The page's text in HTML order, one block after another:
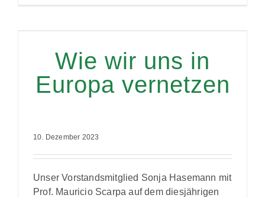
Wie wir uns in
Europa vernetzen
10. Dezember 2023
Unser Vorstandsmitglied Sonja Hasemann mit
Prof. Mauricio Scarpa auf dem diesjährigen